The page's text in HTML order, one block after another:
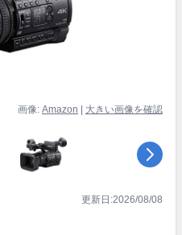
画像: Amazon 大きい画像を確認
更新日:2026/08/08